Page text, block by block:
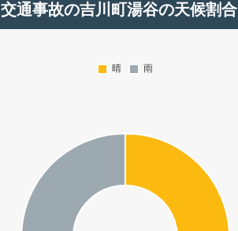
交通事故の吉川町湯谷の天候割合